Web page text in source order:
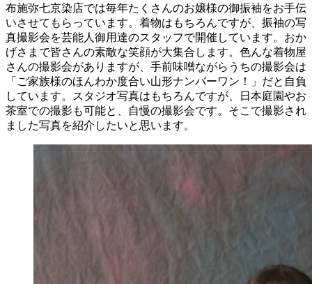
布施弥七京染店では毎年たくさんのお嬢様の御振袖をお手伝
いさせてもらっています。着物はもちろんですが、振袖の写
真撮影会を芸能人御用達のスタッフで開催しています。おか
げさまで皆さんの素敵な笑顔が大集合します。色んな着物屋
さんの撮影会がありますが、手前味噌ながらうちの撮影会は
「ご家族様のほんわか度合い山形ナンバーワン！」だと自負
しています。スタジオ写真はもちろんですが、日本庭園やお
茶室での撮影も可能と、自慢の撮影会です。そこで撮影され
ました写真を紹介したいと思います。